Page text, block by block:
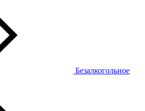
Безалкогольное